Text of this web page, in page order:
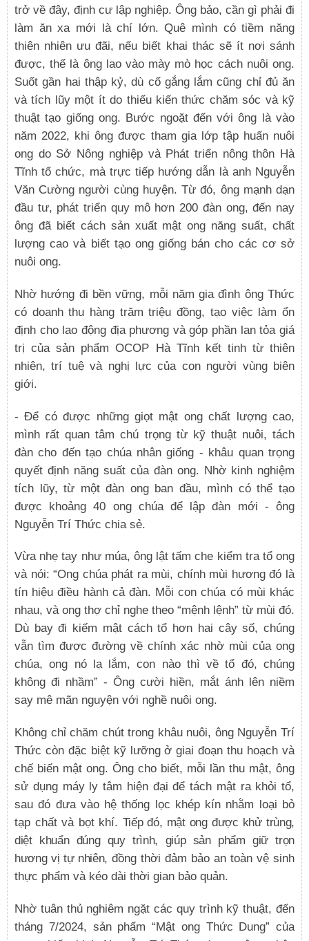
trở về đây, định cư lập nghiệp. Ông bảo, cần gì phải đi
làm ăn xa mới là chí lớn. Quê mình có tiềm năng
thiên nhiên ưu đãi, nếu biết khai thác sẽ ít nơi sánh
được, thế là ông lao vào mày mò học cách nuôi ong.
Suốt gần hai thập kỷ, dù cố gắng lắm cũng chỉ đủ ăn
và tích lũy một ít do thiếu kiến thức chăm sóc và kỹ
thuật tạo giống ong. Bước ngoặt đến với ông là vào
năm 2022, khi ông được tham gia lớp tập huấn nuôi
ong do Sở Nông nghiệp và Phát triển nông thôn Hà
Tĩnh tổ chức, mà trực tiếp hướng dẫn là anh Nguyễn
Văn Cường người cùng huyện. Từ đó, ông mạnh dạn
đầu tư, phát triển quy mô hơn 200 đàn ong, đến nay
ông đã biết cách sản xuất mật ong năng suất, chất
lượng cao và biết tạo ong giống bán cho các cơ sở
nuôi ong.
Nhờ hướng đi bền vững, mỗi năm gia đình ông Thức
có doanh thu hàng trăm triệu đồng, tạo việc làm ổn
định cho lao động địa phương và góp phần lan tỏa giá
trị của sản phẩm OCOP Hà Tĩnh kết tinh từ thiên
nhiên, trí tuệ và nghị lực của con người vùng biên
giới.
- Để có được những giọt mật ong chất lượng cao,
mình rất quan tâm chú trọng từ kỹ thuật nuôi, tách
đàn cho đến tạo chúa nhân giống - khâu quan trọng
quyết định năng suất của đàn ong. Nhờ kinh nghiệm
tích lũy, từ một đàn ong ban đầu, mình có thể tạo
được khoảng 40 ong chúa để lập đàn mới - ông
Nguyễn Trí Thức chia sẻ.
Vừa nhẹ tay như múa, ông lật tấm che kiểm tra tổ ong
và nói: “Ong chúa phát ra mùi, chính mùi hương đó là
tín hiệu điều hành cả đàn. Mỗi con chúa có mùi khác
nhau, và ong thợ chỉ nghe theo “mệnh lệnh” từ mùi đó.
Dù bay đi kiếm mật cách tổ hơn hai cây số, chúng
vẫn tìm được đường về chính xác nhờ mùi của ong
chúa, ong nó lạ lắm, con nào thì về tổ đó, chúng
không đi nhầm” - Ông cười hiền, mắt ánh lên niềm
say mê mãn nguyện với nghề nuôi ong.
Không chỉ chăm chút trong khâu nuôi, ông Nguyễn Trí
Thức còn đặc biệt kỹ lưỡng ở giai đoạn thu hoạch và
chế biến mật ong. Ông cho biết, mỗi lần thu mật, ông
sử dụng máy ly tâm hiện đại để tách mật ra khỏi tổ,
sau đó đưa vào hệ thống lọc khép kín nhằm loại bỏ
tạp chất và bọt khí. Tiếp đó, mật ong được khử trùng,
diệt khuẩn đúng quy trình, giúp sản phẩm giữ trọn
hương vị tự nhiên, đồng thời đảm bảo an toàn vệ sinh
thực phẩm và kéo dài thời gian bảo quản.
Nhờ tuân thủ nghiêm ngặt các quy trình kỹ thuật, đến
tháng 7/2024, sản phẩm “Mật ong Thức Dung” của